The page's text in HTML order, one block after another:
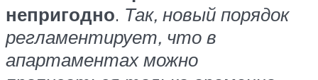
непригодно. Так, новый порядок
регламентирует, что в
апартаментах можно